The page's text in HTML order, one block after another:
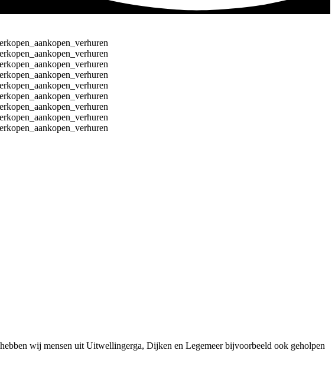
wij mensen uit Uitwellingerga, Dijken en Legemeer bijvoorbeeld ook geholpen